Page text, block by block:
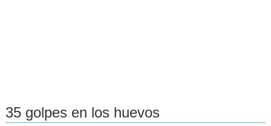
35 golpes en los huevos